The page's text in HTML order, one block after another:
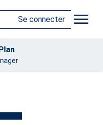
Se connecter